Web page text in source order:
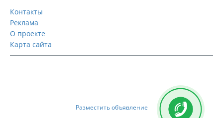
Контакты
Реклама
О проекте
Карта сайта
Разместить объявление